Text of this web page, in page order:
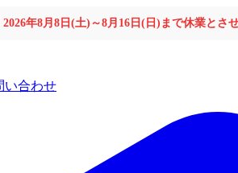
年8月8日(土)～8月16日(日)まで休業と
い合わせ